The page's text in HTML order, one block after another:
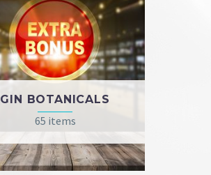
GIN BOTANICALS
65 items